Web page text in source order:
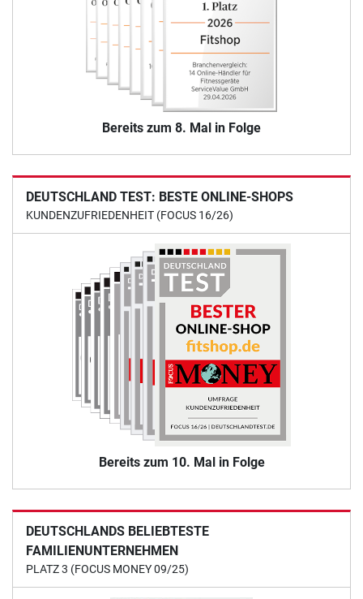
Bereits zum 8. Mal in Folge
DEUTSCHLAND TEST: BESTE ONLINE-SHOPS
KUNDENZUFRIEDENHEIT (FOCUS 16/26)
Bereits zum 10. Mal in Folge
DEUTSCHLANDS BELIEBTESTE
FAMILIENUNTERNEHMEN
PLATZ 3 (FOCUS MONEY 09/25)